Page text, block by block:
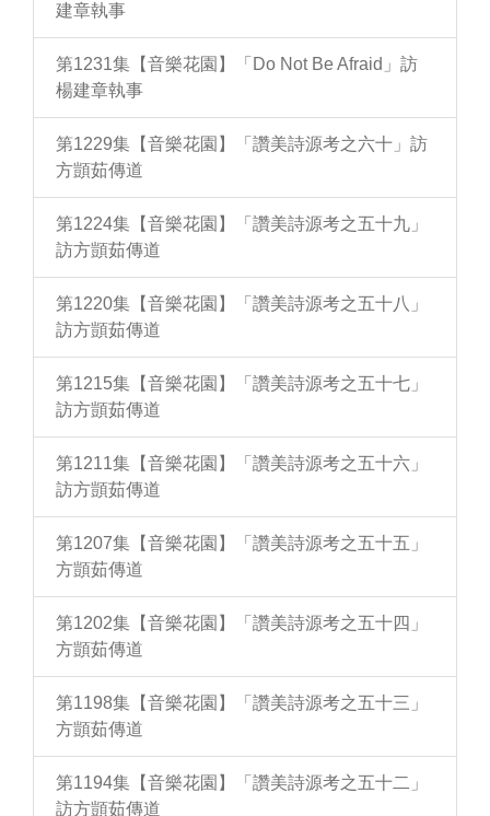
建章執事
第1231集【音樂花園】「Do Not Be Afraid」訪
楊建章執事
第1229集【音樂花園】「讚美詩源考之六十」訪
方顗茹傳道
第1224集【音樂花園】「讚美詩源考之五十九」
訪方顗茹傳道
第1220集【音樂花園】「讚美詩源考之五十八」
訪方顗茹傳道
第1215集【音樂花園】「讚美詩源考之五十七」
訪方顗茹傳道
第1211集【音樂花園】「讚美詩源考之五十六」
訪方顗茹傳道
第1207集【音樂花園】「讚美詩源考之五十五」
方顗茹傳道
第1202集【音樂花園】「讚美詩源考之五十四」
方顗茹傳道
第1198集【音樂花園】「讚美詩源考之五十三」
方顗茹傳道
第1194集【音樂花園】「讚美詩源考之五十二」
訪方顗茹傳道